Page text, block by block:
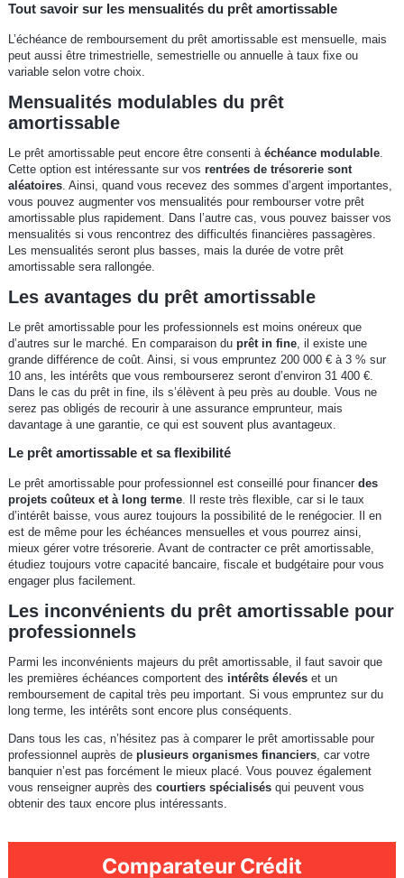
Tout savoir sur les mensualités du prêt amortissable
L’échéance de remboursement du prêt amortissable est mensuelle, mais
peut aussi être trimestrielle, semestrielle ou annuelle à taux fixe ou
variable selon votre choix.
Mensualités modulables du prêt
amortissable
Le prêt amortissable peut encore être consenti à échéance modulable.
Cette option est intéressante sur vos rentrées de trésorerie sont
aléatoires. Ainsi, quand vous recevez des sommes d’argent importantes,
vous pouvez augmenter vos mensualités pour rembourser votre prêt
amortissable plus rapidement. Dans l’autre cas, vous pouvez baisser vos
mensualités si vous rencontrez des difficultés financières passagères.
Les mensualités seront plus basses, mais la durée de votre prêt
amortissable sera rallongée.
Les avantages du prêt amortissable
Le prêt amortissable pour les professionnels est moins onéreux que
d’autres sur le marché. En comparaison du prêt in fine, il existe une
grande différence de coût. Ainsi, si vous empruntez 200 000 € à 3 % sur
10 ans, les intérêts que vous rembourserez seront d’environ 31 400 €.
Dans le cas du prêt in fine, ils s’élèvent à peu près au double. Vous ne
serez pas obligés de recourir à une assurance emprunteur, mais
davantage à une garantie, ce qui est souvent plus avantageux.
Le prêt amortissable et sa flexibilité
Le prêt amortissable pour professionnel est conseillé pour financer des
projets coûteux et à long terme. Il reste très flexible, car si le taux
d’intérêt baisse, vous aurez toujours la possibilité de le renégocier. Il en
est de même pour les échéances mensuelles et vous pourrez ainsi,
mieux gérer votre trésorerie. Avant de contracter ce prêt amortissable,
étudiez toujours votre capacité bancaire, fiscale et budgétaire pour vous
engager plus facilement.
Les inconvénients du prêt amortissable pour
professionnels
Parmi les inconvénients majeurs du prêt amortissable, il faut savoir que
les premières échéances comportent des intérêts élevéset un
remboursement de capital très peu important. Si vous empruntez sur du
long terme, les intérêts sont encore plus conséquents.
Dans tous les cas, n’hésitez pas à comparer le prêt amortissable pour
professionnel auprès de plusieurs organismes financiers, car votre
banquier n’est pas forcément le mieux placé. Vous pouvez également
vous renseigner auprès des courtiers spécialisésqui peuvent vous
obtenir des taux encore plus intéressants.